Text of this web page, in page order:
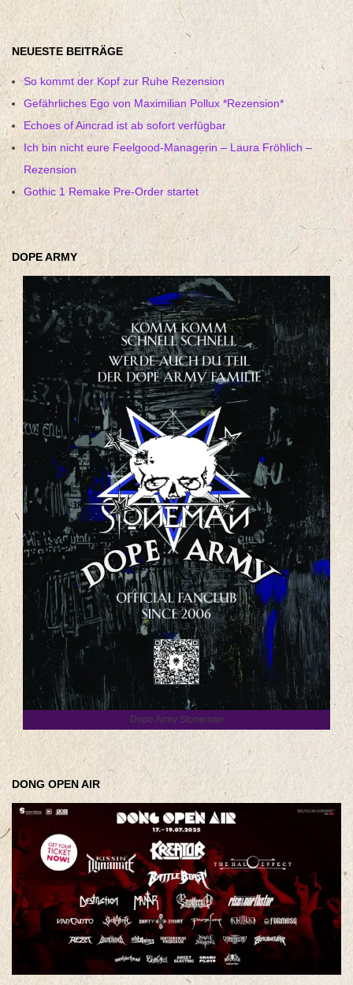
NEUESTE BEITRÄGE
So kommt der Kopf zur Ruhe Rezension
Gefährliches Ego von Maximilian Pollux *Rezension*
Echoes of Aincrad ist ab sofort verfügbar
Ich bin nicht eure Feelgood-Managerin – Laura Fröhlich –
Rezension
Gothic 1 Remake Pre-Order startet
DOPE ARMY
Dope Army Stoneman
DONG OPEN AIR